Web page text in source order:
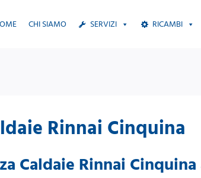
CHI SIAMO SERVIZI RICAMBI
Rinnai Cinquina
Caldaie Rinnai